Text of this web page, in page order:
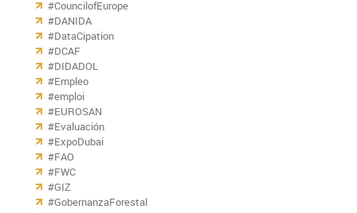
#CouncilofEurope
#DANIDA
#DataCipation
#DCAF
#DIDADOL
#Empleo
#emploi
#EUROSAN
#Evaluación
#ExpoDubai
#FAO
#FWC
#GIZ
#GobernanzaForestal